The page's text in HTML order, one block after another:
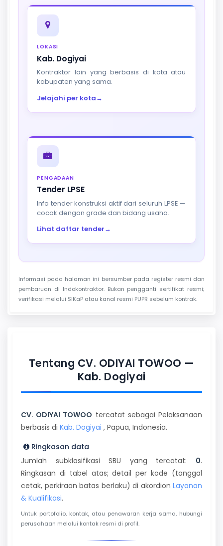
LOKASI
Kab. Dogiyai
Kontraktor lain yang berbasis di kota atau
kabupaten yang sama.
Jelajahi per kota→
PENGADAAN
Tender LPSE
Info tender konstruksi aktif dari seluruh LPSE —
cocok dengan grade dan bidang usaha.
Lihat daftar tender→
Informasi pada halaman ini bersumber pada register resmi dan
pembaruan di Indokontraktor. Bukan pengganti sertifikat resmi;
verifikasi melalui SIKaP atau kanal resmi PUPR sebelum kontrak.
Tentang CV. ODIYAI TOWOO —
Kab. Dogiyai
CV. ODIYAI TOWOO tercatat sebagai Pelaksanaan
berbasis di Kab. Dogiyai , Papua, Indonesia.
Ringkasan data
Jumlah subklasifikasi SBU yang tercatat: 0.
Ringkasan di tabel atas; detail per kode (tanggal
cetak, perkiraan batas berlaku) di akordion Layanan
& Kualifikasi.
Untuk portofolio, kontak, atau penawaran kerja sama, hubungi
perusahaan melalui kontak resmi di profil.